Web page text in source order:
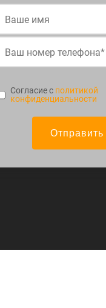
Cогласие с политикой
конфиденциальности
Отправить